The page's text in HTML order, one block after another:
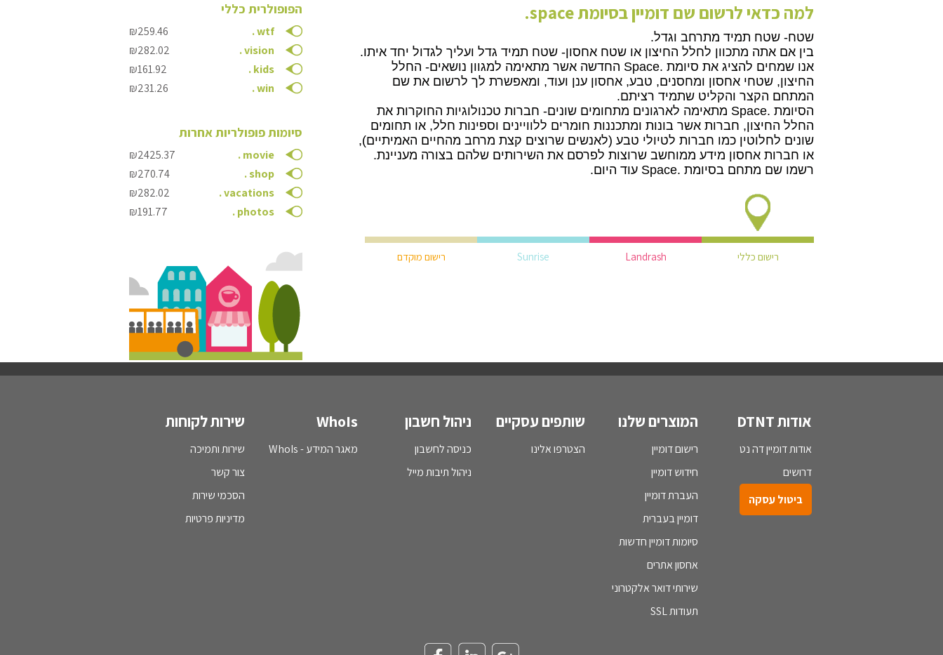
למה כדאי לרשום שם דומיין בסיומת .space
שטח- שטח תמיד מתרחב וגדל.
בין אם אתה מתכוון לחלל החיצון או שטח אחסון- שטח תמיד גדל ועליך לגדול יחד איתו.
אנו שמחים להציג את סיומת .Space החדשה אשר מתאימה למגוון נושאים- החלל
החיצון, שטחי אחסון ומחסנים, טבע, אחסון ענן ועוד, ומאפשרת לך לרשום את שם
המתחם הקצר והקליט שתמיד רציתם.
הסיומת .Space מתאימה לארגונים מתחומים שונים- חברות טכנולוגיות החוקרות את
החלל החיצון, חברות אשר בונות ומתכננות חומרים ללוויינים וספינות חלל, או תחומים
שונים לחלוטין כמו חברות לטיולי טבע (לאנשים שרוצים קצת מרחב מהחיים האמיתיים),
או חברות אחסון מידע ממוחשב שרוצות לפרסם את השירותים שלהם בצורה מעניינת.
רשמו שם מתחם בסיומת .Space עוד היום.
רישום מוקדם Sunrise Landrash רישום כללי
הפופולרית כללי
.wtf
₪259.46
.vision
₪282.02
.kids
₪161.92
.win
₪231.26
סיומות פופולריות אחרות
.movie
₪2425.37
.shop
₪270.74
.vacations
₪282.02
.photos
₪191.77
אודות DTNT
אודות דומיין דה נט
דרושים
ביטול עסקה
המוצרים שלנו
רישום דומיין
חידוש דומיין
העברת דומיין
דומיין בעברית
סיומות דומיין חדשות
אחסון אתרים
שירותי דואר אלקטרוני
תעודות SSL
שותפים עסקיים
הצטרפו אלינו
ניהול חשבון
כניסה לחשבון
ניהול תיבות מייל
WhoIs
מאגר המידע - WhoIs
שירות לקוחות
שירות ותמיכה
צור קשר
הסכמי שירות
מדיניות פרטיות